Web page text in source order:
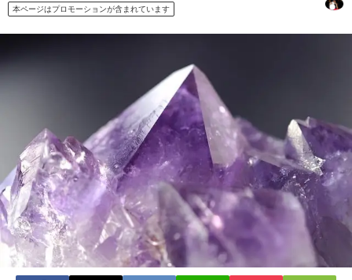
本ページはプロモーションが含まれています